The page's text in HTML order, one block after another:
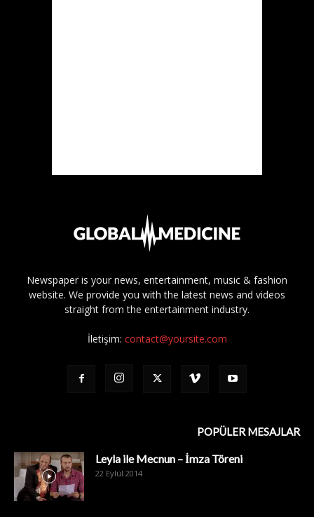
Newspaper is your news, entertainment, music & fashion
website. We provide you with the latest news and videos
straight from the entertainment industry.
İletişim: contact@yoursite.com
POPÜLER MESAJLAR
Leyla ile Mecnun – İmza Töreni
22 Eylül 2014